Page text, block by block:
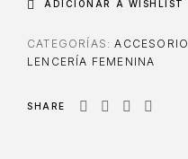
ADICIONAR À WISHLIST
CATEGORÍAS:
LENCERÍA FEMENINA
SHARE